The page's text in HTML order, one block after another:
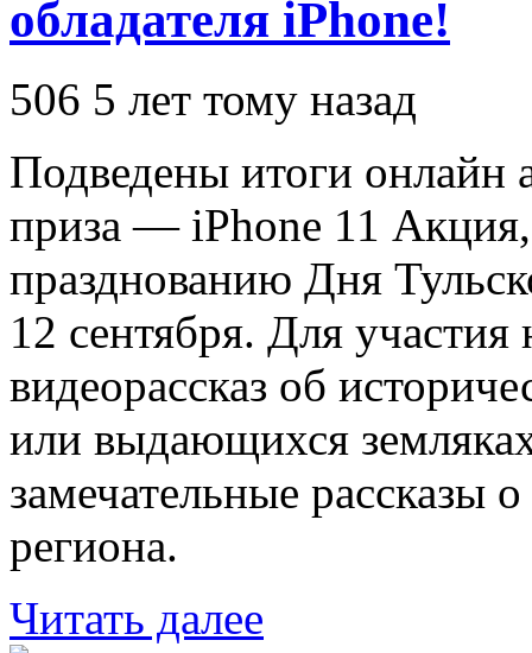
обладателя iPhone!
506 5 лет тому назад
Подведены итоги
приза — iPhone 11
празднованию Дня
12 сентября. Для
видеорассказ об
или выдающихся
замечательные рассказы
региона.
Читать далее